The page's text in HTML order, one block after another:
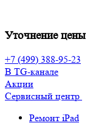
Уточнение цены
+7 (499) 388-95-23
В TG-канале
Акции
Сервисный центр
Ремонт iPad